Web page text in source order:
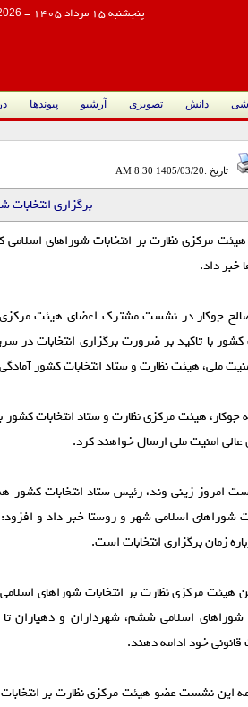
پنجشنبه 15 مرداد 1405 -
دانش تصویری آرشیو پیوندها
تاریخ :1405/03/20 8:30 AM
برگزاری انتخابات
مرکزی نظارت بر انتخابات شورا‌های اسلامی
خبر داد.
جوکار در نشست مشترک اعضای هیئت مرکزی
کشور با تاکید بر ضرورت برگزاری انتخابات
ملی، هیئت نظارت و ستاد انتخابات کشور آمادگی
جوکار، هیئت مرکزی نظارت و ستاد انتخابات
امنیت ملی ارسال خواهند کرد.
امروز زینی وند، رئیس ستاد انتخابات کشور
شورا‌های اسلامی شهر و روستا خبر داد و
زمان برگزاری انتخابات است.
هیئت مرکزی نظارت بر انتخابات شورا‌های
اسلامی ششم، شهرداران و دهیاران تا
قانونی خود ادامه دهند.
این نشست عضو هیئت مرکزی نظارت بر